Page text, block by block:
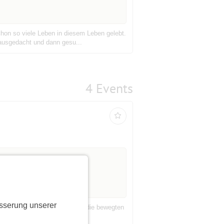
unserer
so viele Leben in diesem Leben gelebt.
und dann gesu...
4 Events
Films. Bald folgten auf die bewegten
entst...